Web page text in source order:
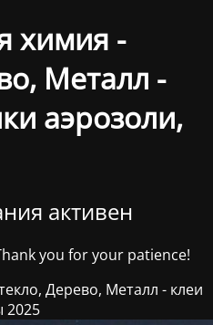
химия -
Металл -
аэрозоли,
активен
you for your patience!
Дерево, Металл - клеи
2025